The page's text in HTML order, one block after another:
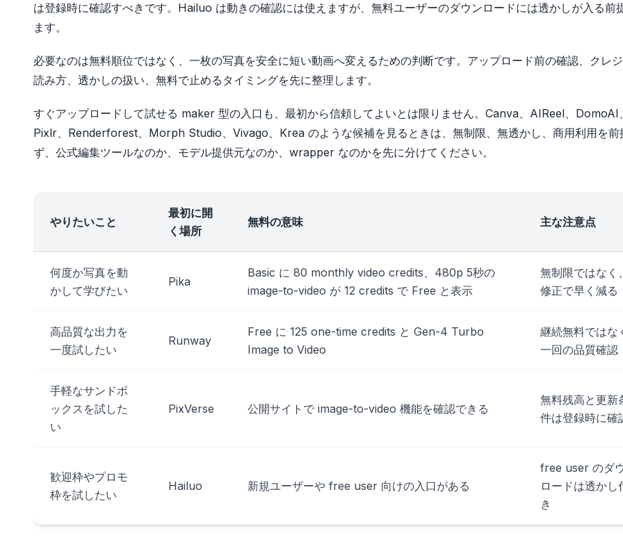
は登録時に確認すべきです。Hailuo は動きの確認には使えますが、無料ユーザーのダウンロードには透かしが入る前
ます。
必要なのは無料順位ではなく、一枚の写真を安全に短い動画へ変えるための判断です。アップロード前の確認、クレ
読み方、透かしの扱い、無料で止めるタイミングを先に整理します。
すぐアップロードして試せる maker 型の入口も、最初から信頼してよいとは限りません。Canva、AIReel、DomoAI、
Pixlr、Renderforest、Morph Studio、Vivago、Krea のような候補を見るときは、無制限、無透かし、商用利用を前
ず、公式編集ツールなのか、モデル提供元なのか、wrapper なのかを先に分けてください。
やりたいこと
最初に開
く場所
無料の意味 主な注意点
何度か写真を動
かして学びたい
Pika
Basic に 80 monthly video credits、480p 5秒の
image-to-video が 12 credits で Free と表示
無制限ではなく、
修正で早く減る
高品質な出力を
一度試したい
Runway
Free に 125 one-time credits と Gen-4 Turbo
Image to Video
継続無料ではな
一回の品質確認
手軽なサンドボ
ックスを試した
い
PixVerse 公開サイトで image-to-video 機能を確認できる
無料残高と更新
件は登録時に確
歓迎枠やプロモ
枠を試したい
Hailuo 新規ユーザーや free user 向けの入口がある
free user のダ
ロードは透かし
き